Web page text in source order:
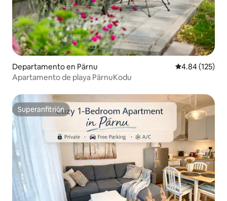
Departamento en Pärnu Calificación
4.84 (125)
Apartamento de playa PärnuKodu
Superanfitrión
Superanfitrión